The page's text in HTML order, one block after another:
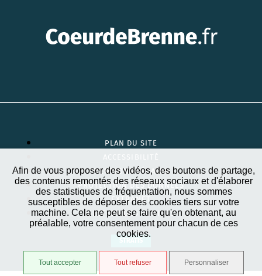
Afin de vous proposer des vidéos, des boutons de partage,
des contenus remontés des réseaux sociaux et d'élaborer
des statistiques de fréquentation, nous sommes
susceptibles de déposer des cookies tiers sur votre
machine. Cela ne peut se faire qu'en obtenant, au
préalable, votre consentement pour chacun de ces
cookies.
Tout accepter Tout refuser Personnaliser
PLAN DU SITE
MENTIONS LÉGALES
PROTECTION DES DONNÉES
EXTRANET
GESTION DES COOKIES